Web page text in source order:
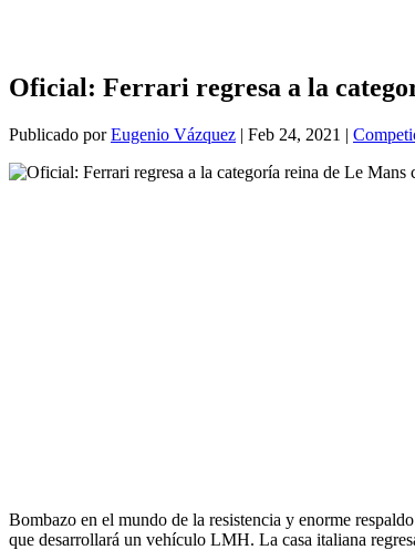
Oficial: Ferrari regresa a la
Publicado porEugenio Vázquez | Feb 24, 2021 |
Bombazo en el mundo de la resistencia y enorme
que desarrollará un vehículo LMH. La casa italiana